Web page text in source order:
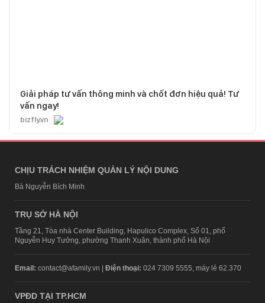
Giải pháp tư vấn thông minh và chốt đơn hiệu quả! Tư
vấn ngay!
bizfly.vn
CHỊU TRÁCH NHIỆM QUẢN LÝ NỘI DUNG
Bà Nguyễn Bích Minh
TRỤ SỞ HÀ NỘI
Tầng 21, Tòa nhà Center Building, Hapulico Complex, Số 01, phố
Nguyễn Huy Tưởng, phường Thanh Xuân, thành phố Hà Nội
Email: contact@afamily.vn | Điện thoại: 024 7309 5555, máy lẻ 62.370
VPĐD TẠI TP.HCM